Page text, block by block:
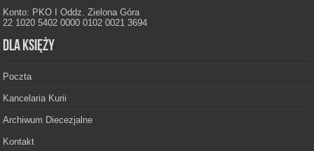
Konto: PKO I Oddz. Zielona Góra
22 1020 5402 0000 0102 0021 3694
Dla księży
Poczta
Kancelaria Kurii
Archiwum Diecezjalne
Kontakt